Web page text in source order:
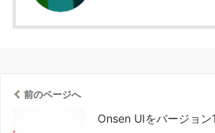
前のページへ
Onsen UIをバージョ